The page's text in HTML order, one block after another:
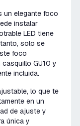
un elegante foco
instalar
LED tiene
solo se
foco
GU10 y
incluida.
lo que te
en un
de ajuste y
única y